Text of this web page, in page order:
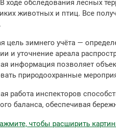
ходе обследования лесных
животных и птиц. Все
цель зимнего учёта —
и уточнение ареала
информация позволяет
природоохранные
работа инспекторов
баланса, обеспечивая